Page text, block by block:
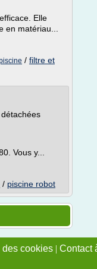
Elle
matériau...
/ filtre et
Vous y...
/ piscine robot
cookies | Contact